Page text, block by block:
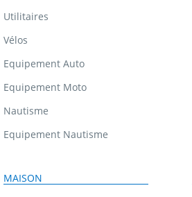
Utilitaires
Vélos
Equipement Auto
Equipement Moto
Nautisme
Equipement Nautisme
MAISON